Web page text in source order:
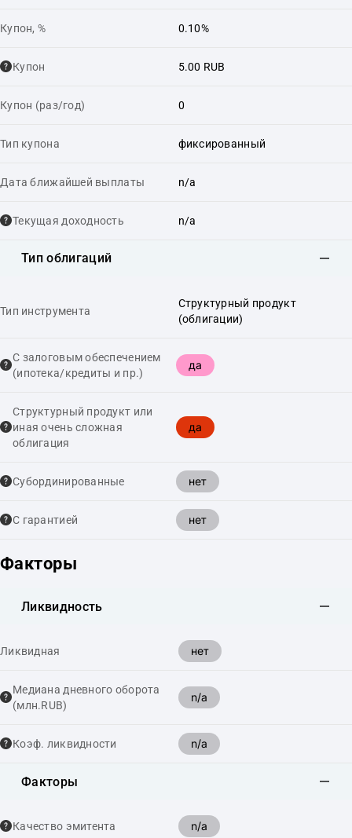
Купон, % 0.10%
Купон 5.00 RUB
Купон (раз/год) 0
Тип купона фиксированный
Дата ближайшей выплаты n/a
Текущая доходность n/a
Тип облигаций
Тип инструмента
Структурный продукт
(облигации)
С залоговым обеспечением
(ипотека/кредиты и пр.)
да
Структурный продукт или
иная очень сложная
облигация
да
Cубординированные нет
С гарантией нет
Факторы
Ликвидность
Ликвидная нет
Медиана дневного оборота
(млн.RUB)
n/a
Коэф. ликвидности n/a
Факторы
Качество эмитента n/a